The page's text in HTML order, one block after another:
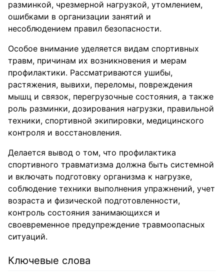
разминкой, чрезмерной нагрузкой, утомлением,
ошибками в организации занятий и
несоблюдением правил безопасности.
Особое внимание уделяется видам спортивных
травм, причинам их возникновения и мерам
профилактики. Рассматриваются ушибы,
растяжения, вывихи, переломы, повреждения
мышц и связок, перегрузочные состояния, а также
роль разминки, дозирования нагрузки, правильной
техники, спортивной экипировки, медицинского
контроля и восстановления.
Делается вывод о том, что профилактика
спортивного травматизма должна быть системной
и включать подготовку организма к нагрузке,
соблюдение техники выполнения упражнений, учет
возраста и физической подготовленности,
контроль состояния занимающихся и
своевременное предупреждение травмоопасных
ситуаций.
Ключевые слова